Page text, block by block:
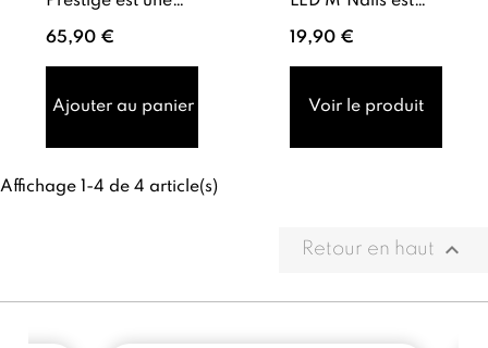
professionnelle
conçue pour une
rapide et ciblée
65,90 €
Ajouter au panier
portable idéal
pour vos créations
parfaite ...
19,90 €
Voir le produit
Affichage 1-4 de 4 article(s)
Retour en haut 